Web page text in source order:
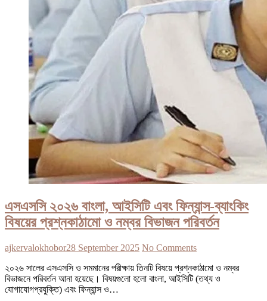
এসএসসি ২০২৬ বাংলা, আইসিটি এবং ফিন্যান্স-ব্যাংকিং
বিষয়ের প্রশ্নকাঠামো ও নম্বর বিভাজন পরিবর্তন
ajkervalokhobor28 September 2025 No Comments
২০২৬ সালের এসএসসি ও সমমানের পরীক্ষায় তিনটি বিষয়ে প্রশ্নকাঠামো ও নম্বর
বিভাজনে পরিবর্তন আনা হয়েছে। বিষয়গুলো হলো বাংলা, আইসিটি (তথ্য ও
যোগাযোগপ্রযুক্তি) এবং ফিন্যান্স ও…